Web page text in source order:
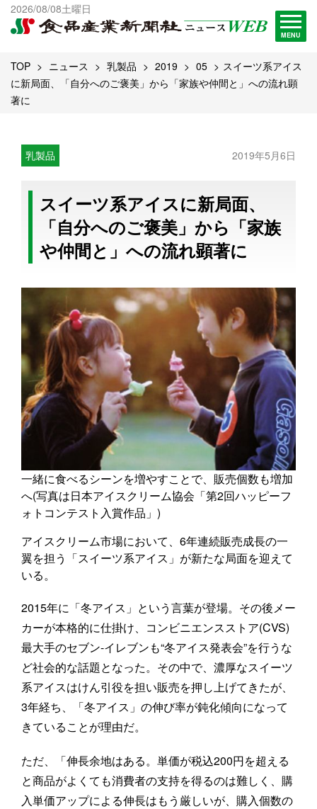
2026/08/08土曜日
MENU
出版物一覧へ
試読・購読申し込み
TOP ニュース 乳製品 2019 05
スイーツ系アイス
に新局面、「自分へのご褒美」から「家族や仲間と」への流れ顕
著に
乳製品 2019年5月6日
スイーツ系アイスに新局面、
「自分へのご褒美」から「家族
や仲間と」への流れ顕著に
一緒に食べるシーンを増やすことで、販売個数も増加
へ(写真は日本アイスクリーム協会「第2回ハッピーフ
ォトコンテスト入賞作品」)
アイスクリーム市場において、6年連続販売成長の一
翼を担う「スイーツ系アイス」が新たな局面を迎えて
いる。
2015年に「冬アイス」という言葉が登場。その後メー
カーが本格的に仕掛け、コンビニエンスストア(CVS)
最大手のセブン-イレブンも“冬アイス発表会”を行うな
ど社会的な話題となった。その中で、濃厚なスイーツ
系アイスはけん引役を担い販売を押し上げてきたが、
3年経ち、「冬アイス」の伸び率が鈍化傾向になって
きていることが理由だ。
ただ、「伸長余地はある。単価が税込200円を超える
と商品がよくても消費者の支持を得るのは難しく、購
入単価アップによる伸長はもう厳しいが、購入個数の